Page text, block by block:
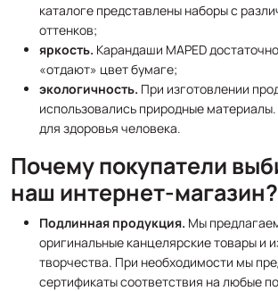
каталоге представлены наборы с
оттенков;
яркость. Карандаши MAPED
«отдают» цвет бумаге;
экологичность. При изготовлении
использовались природные
для здоровья человека.
Почему покупатели
наш интернет-магазин?
Подлинная продукция. Мы
оригинальные канцелярские товары и
творчества. При необходимости мы
сертификаты соответствия на любые